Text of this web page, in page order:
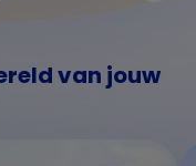
van jouw